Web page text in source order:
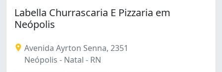
Labella Churrascaria E Pizzaria em
Neópolis
Avenida Ayrton Senna, 2351
Neópolis - Natal - RN